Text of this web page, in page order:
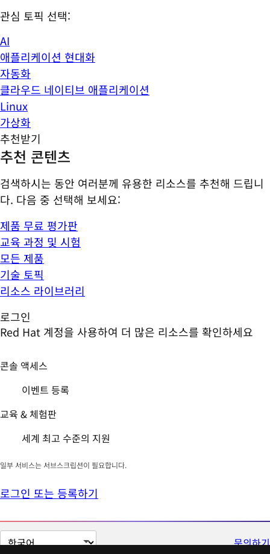
관심 토픽 선택:
AI
애플리케이션 현대화
자동화
클라우드 네이티브 애플리케이션
Linux
가상화
추천받기
추천 콘텐츠
검색하시는 동안 여러분께 유용한 리소스를 추천해 드립니
다. 다음 중 선택해 보세요:
제품 무료 평가판
교육 과정 및 시험
모든 제품
기술 토픽
리소스 라이브러리
로그인
Red Hat 계정을 사용하여 더 많은 리소스를 확인하세요
콘솔 액세스
이벤트 등록
교육 & 체험판
세계 최고 수준의 지원
일부 서비스는 서브스크립션이 필요합니다.
로그인 또는 등록하기
페
문의하기